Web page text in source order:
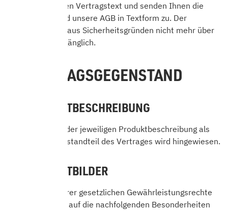
Wir speichern den Vertragstext und senden Ihnen die
Bestelldaten und unsere AGB in Textform zu. Der
Vertragstext ist aus Sicherheitsgründen nicht mehr über
das Internet zugänglich.
4. VERTRAGSGEGENSTAND
4.1 PRODUKTBESCHREIBUNG
Auf die Geltung der jeweiligen Produktbeschreibung als
wesentlicher Bestandteil des Vertrages wird hingewiesen.
4.2 PRODUKTBILDER
Unbeschadet Ihrer gesetzlichen Gewährleistungsrechte
möchten wir Sie auf die nachfolgenden Besonderheiten